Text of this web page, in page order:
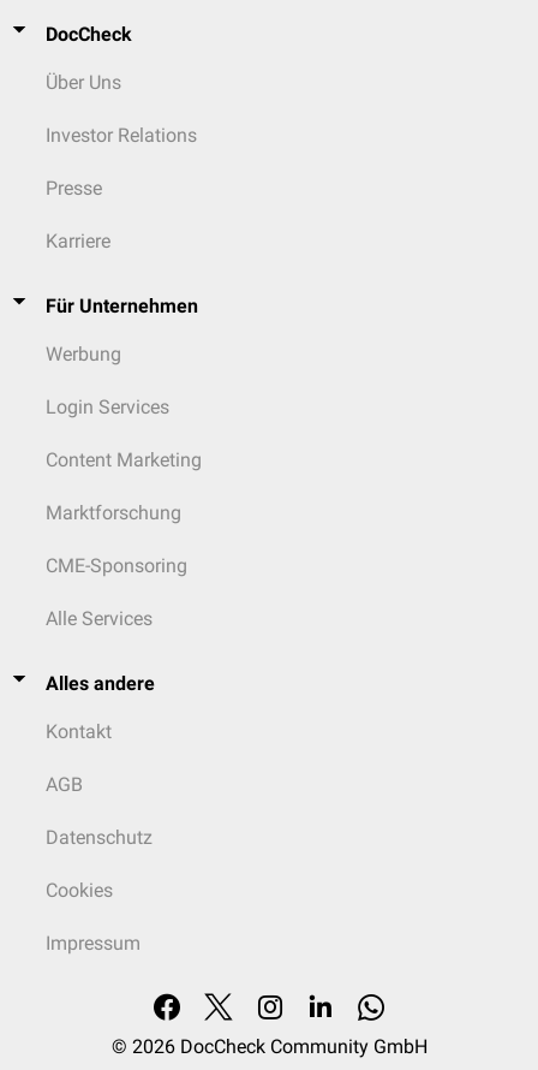
DocCheck
Über Uns
Investor Relations
Presse
Karriere
Für Unternehmen
Werbung
Login Services
Content Marketing
Marktforschung
CME-Sponsoring
Alle Services
Alles andere
Kontakt
AGB
Datenschutz
Cookies
Impressum
© 2026 DocCheck Community GmbH